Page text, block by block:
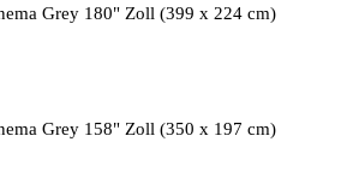
Grey 180" Zoll (399 x 224 cm)
Grey 158" Zoll (350 x 197 cm)